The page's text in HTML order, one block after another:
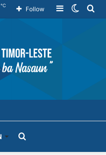
Switch
Sidebar
Follow
℃